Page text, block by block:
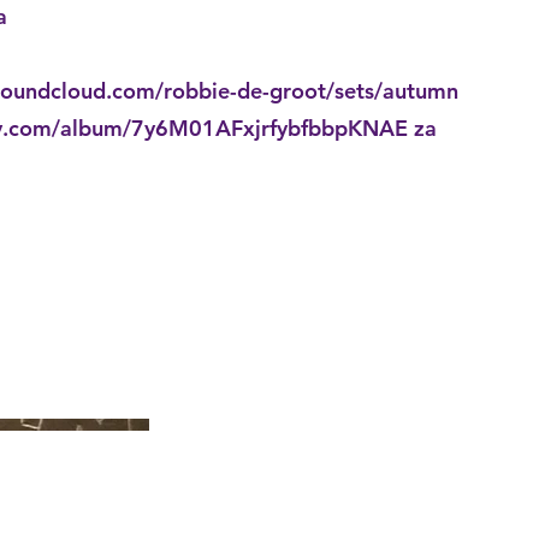
robbie-de-groot/sets/autumn
album/7y6M01AFxjrfybfbbpKNAE za